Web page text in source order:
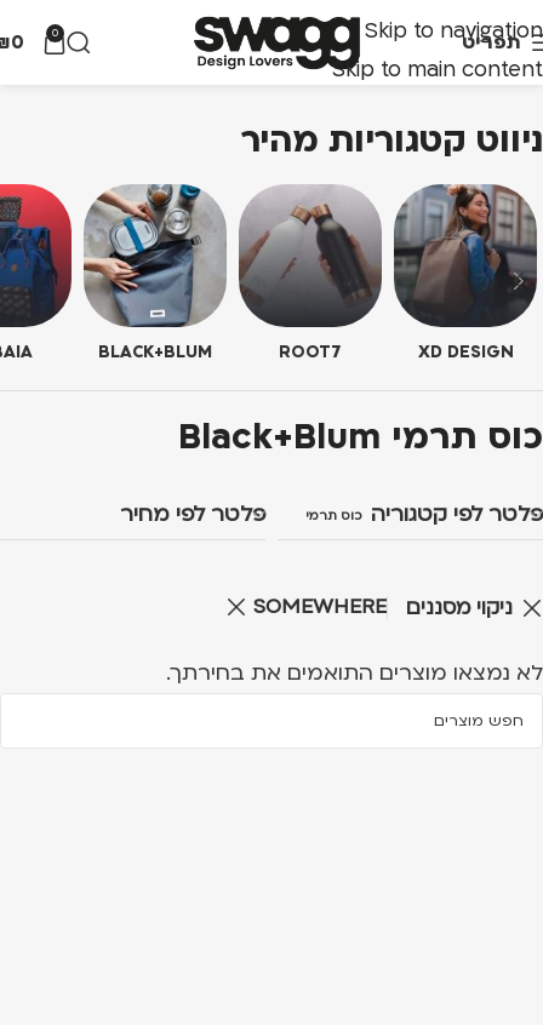
Skip to navigation
Skip to main content
תפריט 0
0
ניווט קטגוריות מהיר
XD DESIGN
ROOT7
BLACK+BLUM
כוס תרמי Black+Blum
פלטר לפי קטגוריה כוס תרמי Black+Blum פלטר לפי מחיר
ניקוי מסננים SOMEWHERE
לא נמצאו מוצרים התואמים את בחירתך.